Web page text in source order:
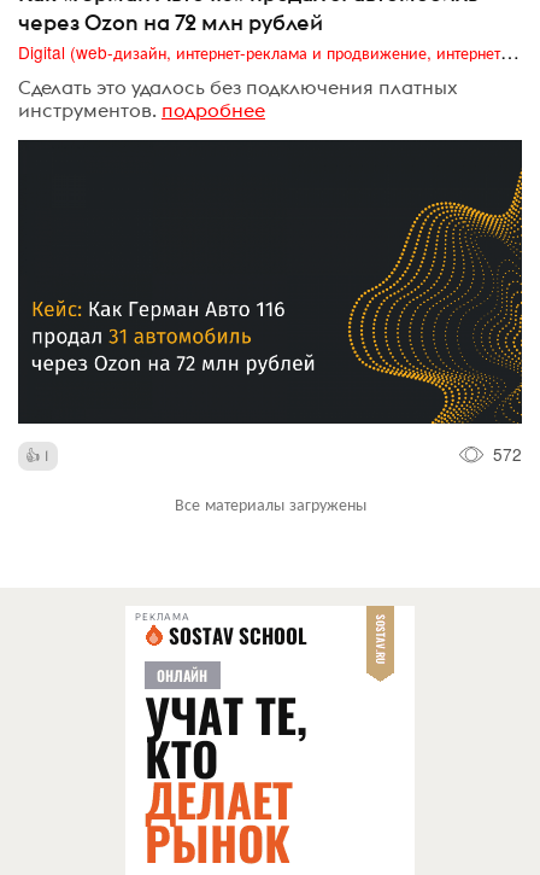
через Ozon на 72 млн рублей
Digital (web-дизайн, интернет-реклама и продвижение, интернет-сообщества и блоги, интернет-коммуникации, мобильный маркетинг, реклама на цифровых экранах)
Сделать это удалось без подключения платных
инструментов. подробнее
1 572
Все материалы загружены
РЕКЛАМА